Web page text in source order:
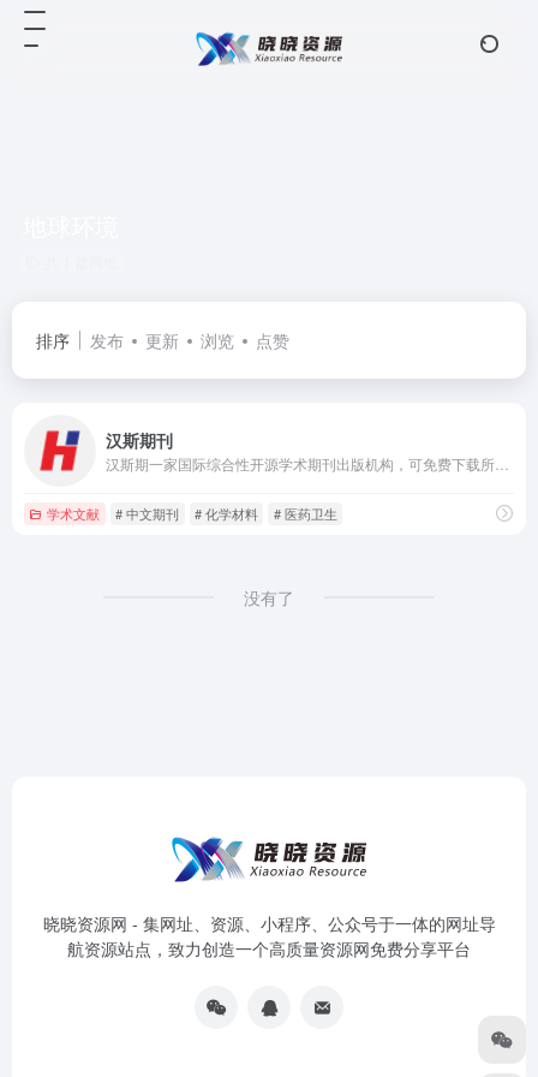
排序 发布 更新 浏览 点赞
汉斯期刊
学术文献 # 中文期刊 # 化学材料 # 医药卫生
没有了
晓晓资源网 - 集网址、资源、小程序、公众号于一体的网址导
航资源站点，致力创造一个高质量资源网免费分享平台